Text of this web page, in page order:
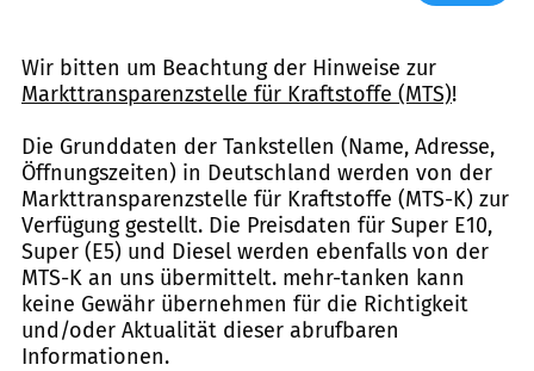
Wir bitten um Beachtung der Hinweise zur
Markttransparenzstelle für Kraftstoffe (MTS)!
Die Grunddaten der Tankstellen (Name, Adresse,
Öffnungszeiten) in Deutschland werden von der
Markttransparenzstelle für Kraftstoffe (MTS-K) zur
Verfügung gestellt. Die Preisdaten für Super E10,
Super (E5) und Diesel werden ebenfalls von der
MTS-K an uns übermittelt. mehr-tanken kann
keine Gewähr übernehmen für die Richtigkeit
und/oder Aktualität dieser abrufbaren
Informationen.